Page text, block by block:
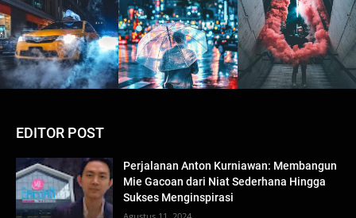
EDITOR POST
Perjalanan Anton Kurniawan: Membangun
Mie Gacoan dari Niat Sederhana Hingga
Sukses Menginspirasi